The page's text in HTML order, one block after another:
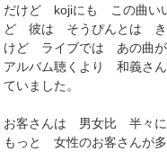
だけど kojiにも この曲い
ど 彼は そうぴんとは き
けど ライブでは あの曲が
アルバム聴くより 和義さ
ていました。
お客さんは 男女比 半々に
もっと 女性のお客さんが